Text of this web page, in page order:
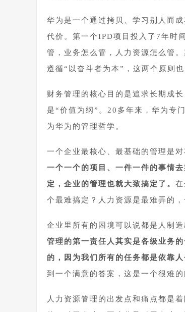
华为是一个通过拷贝、学习别人而
代价。第一个IPD项目投入了7年时
管，业务怎么管，人力资源怎么管
遵循“以奋斗者为本”，这两个原则
财务管理的核心目的是追求长期成
是“价值为纲”。20多年来，华为专
为华为的管理哲学。
一个企业最核心、最基础的管理是
一个一个的项目、一件一件的事情
定，企业的管理也就大致搞定了。
个最难搞定？人力资源是最难弄的，
企业里所有的困境可以说都是人制
管理的第一责任人其实是各级业务
的，因为我们所有的任务都是依靠人
到一个满意的答案，这是一个很难的
人力资源管理的出发点和痛点都是